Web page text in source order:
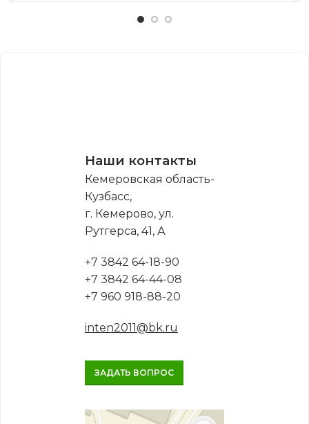
Наши контакты
Кемеровская область-
Кузбасс,
г. Кемерово, ул.
Рутгерса, 41, А
+7 3842 64-18-90
+7 3842 64-44-08
+7 960 918-88-20
inten2011@bk.ru
ЗАДАТЬ ВОПРОС